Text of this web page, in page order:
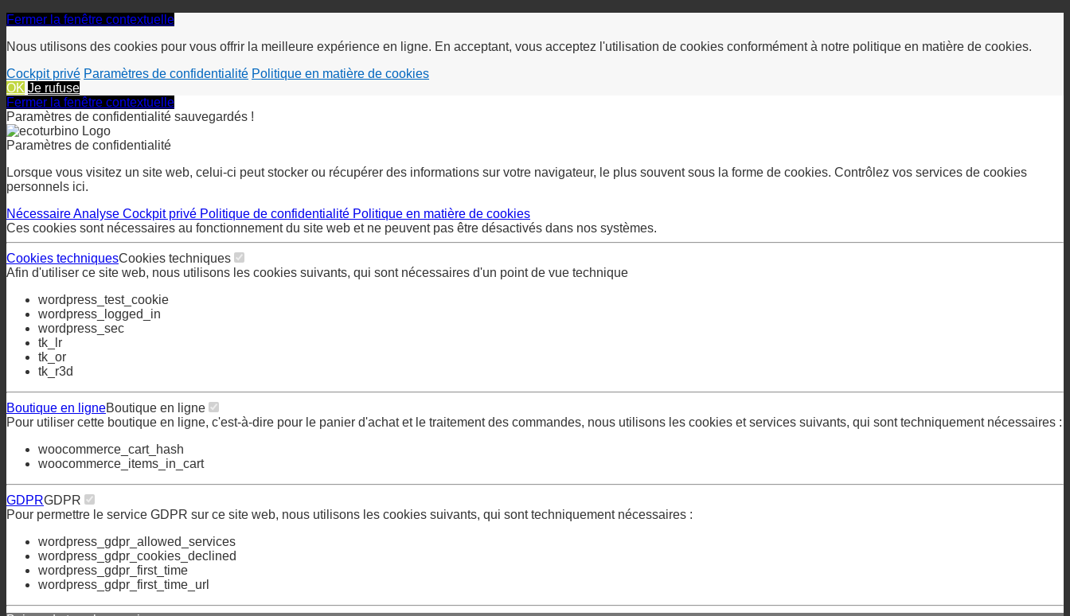
Fermer la fenêtre contextuelle
Nous utilisons des cookies pour vous offrir la meilleure expérience en ligne. En acceptant, vous acceptez l'utilisation de cookies conformément à notre politique en matière de cookies.
Cockpit privé Paramètres de confidentialité Politique en matière de cookies
OK Je rufuse
Fermer la fenêtre contextuelle
Paramètres de confidentialité sauvegardés !
Paramètres de confidentialité
Lorsque vous visitez un site web, celui-ci peut stocker ou récupérer des informations sur votre navigateur, le plus souvent sous la forme de cookies. Contrôlez vos services de cookies
personnels ici.
NécessaireAnalyse Cockpit privé Politique de confidentialité Politique en matière de cookies
Ces cookies sont nécessaires au fonctionnement du site web et ne peuvent pas être désactivés dans nos systèmes.
Cookies techniquesCookies techniques
Afin d'utiliser ce site web, nous utilisons les cookies suivants, qui sont nécessaires d'un point de vue technique
wordpress_test_cookie
wordpress_logged_in
wordpress_sec
tk_lr
tk_or
tk_r3d
Boutique en ligneBoutique en ligne
Pour utiliser cette boutique en ligne, c'est-à-dire pour le panier d'achat et le traitement des commandes, nous utilisons les cookies et services suivants, qui sont techniquement nécessaires :
woocommerce_cart_hash
woocommerce_items_in_cart
GDPRGDPR
Pour permettre le service GDPR sur ce site web, nous utilisons les cookies suivants, qui sont techniquement nécessaires :
wordpress_gdpr_allowed_services
wordpress_gdpr_cookies_declined
wordpress_gdpr_first_time
wordpress_gdpr_first_time_url